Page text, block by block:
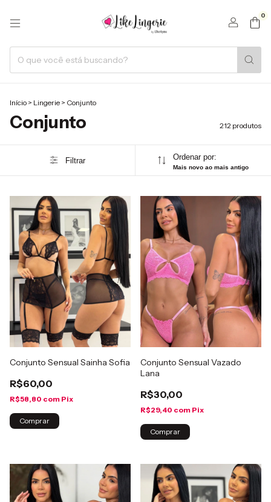
0
Início > Lingerie > Conjunto
Conjunto 212 produtos
Filtrar Ordenar por:
Mais novo ao mais antigo
Conjunto Sensual Sainha Sofia
R$60,00
R$58,80 com Pix
Comprar
Conjunto Sensual Vazado
Lana
R$30,00
R$29,40 com Pix
Comprar